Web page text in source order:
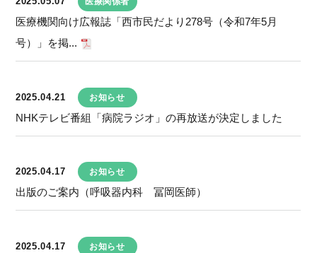
医療機関向け広報誌「西市民だより278号（令和7年5月
号）」を掲...
2025.04.21 お知らせ
NHKテレビ番組「病院ラジオ」の再放送が決定しました
2025.04.17 お知らせ
出版のご案内（呼吸器内科 冨岡医師）
2025.04.17 お知らせ